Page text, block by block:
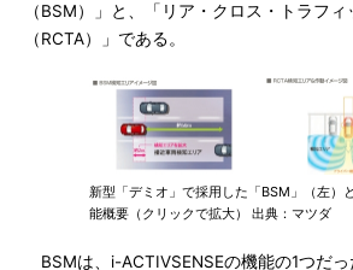
（BSM）」と、「リア・クロス・トラフィ
（RCTA）」である。
新型「デミオ」で採用した「BSM」（左）
能概要（クリックで拡大） 出典：マツダ
BSMは、i-ACTIVSENSEの機能の1つだ